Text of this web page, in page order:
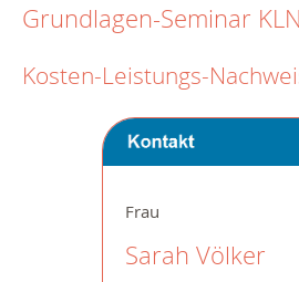
Grundlagen-Seminar KLN
Kosten-Leistungs-
Frau
Sarah Völker